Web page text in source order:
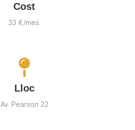
Cost
33 €/mes.
Lloc
Av. Pearson 22